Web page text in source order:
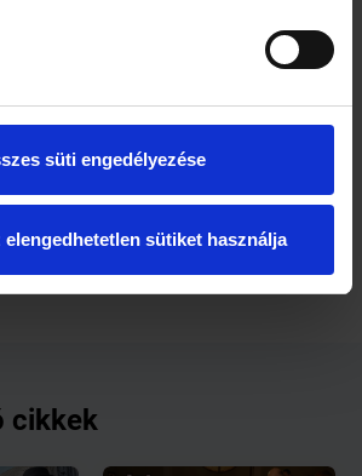
süti engedélyezése
elengedhetetlen sütiket használja
ősi termékenységszimbólum, a
szimbolikában pedig a feltámadás
óta szentelmény. A húsvéti tojások
elterjedése előtt természetes
cikkek